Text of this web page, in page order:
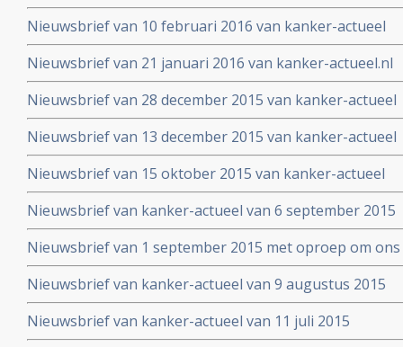
Nieuwsbrief van 10 februari 2016 van kanker-actueel
Nieuwsbrief van 21 januari 2016 van kanker-actueel.nl
Nieuwsbrief van 28 december 2015 van kanker-actueel
Nieuwsbrief van 13 december 2015 van kanker-actueel
Nieuwsbrief van 15 oktober 2015 van kanker-actueel
Nieuwsbrief van kanker-actueel van 6 september 2015
Nieuwsbrief van 1 september 2015 met oproep om
Nieuwsbrief van kanker-actueel van 9 augustus 2015
Nieuwsbrief van kanker-actueel van 11 juli 2015